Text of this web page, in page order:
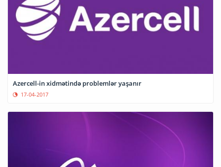
Azercell-in xidmətində problemlər yaşanır
17-04-2017